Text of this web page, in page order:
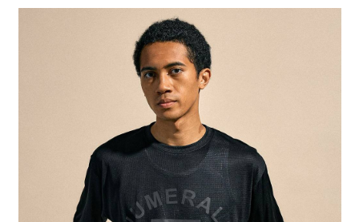
1.分期款項不併入電信帳單，「大哥付你分期」於每月結算日後寄送繳費提
2.透過簡訊連結打開帳單後，可選擇「超商條碼／台灣大直營門市／銀行轉
帳／街口支付／iPASS MONEY」等通路繳費。
1.本服務係由「台灣大哥大股份有限公司」（以下簡稱本公司）所提供，讓
用戶於交易時，得透過本服務購買商品或服務，並由商店將買賣／分期付款
買賣價金債權讓與本公司後，依約使用本公司帳單繳交帳款。
2.基於同意付款使用「大哥付你分期」之契約關係目的，商店將以您的個人
資料（包含姓名、電話或地址）提供予台灣大哥大進項蒐集、處理及利用，
由本公司與您本人進行分期帳單所需資料之確認、核對及更正。
3.完整用戶服務條款，請詳閱以下連結：https://oppay.tw/userRule
３．安心：先確認商品／服務後，再付款。
【「AFTEE先享後付」結帳流程】
１．於結帳方式選擇「AFTEE先享後付」後，將跳轉至「AFTEE先享後付」
結帳頁面，進行簡訊認證並確認金額後，即可完成結帳。
２．訂單成立數日內，您將收到繳費通知簡訊。
３．收到繳費通知簡訊後14天內，點擊此簡訊中的連結，可透過四大超商／
ATM／網路銀行／等多元方式進行付款，方視為交易完成。
※ 請注意：結帳手續完成當下不需立刻繳費，但若您需要取消訂單，請聯絡
購買商品的店家。未經商家同意取消之訂單仍視為有效，需透過AFTEE先享
後付繳納相關費用。
※ 交易是否成功請以「AFTEE先享後付 」之結帳頁面顯示為準，若有關於
是否繳費成功／繳費後需取消欲退款等相關疑問，請聯繫「AFTEE先享後付
客戶支援中心」 https://netprotections.freshdesk.com/support/home
每筆NT$80，滿NT$888(含以上)免運費
每筆NT$80，滿NT$888(含以上)免運費
每筆NT$80，滿NT$1,500(含以上)免運費
每筆NT$80，滿NT$1,500(含以上)免運費
每筆NT$80，滿NT$1,500(含以上)免運費